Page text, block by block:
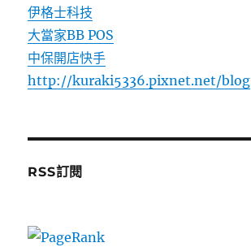
伊格士科技
大當家BB POS
中保開店快手
http://kuraki5336.pixnet.net/blog
RSS訂閱